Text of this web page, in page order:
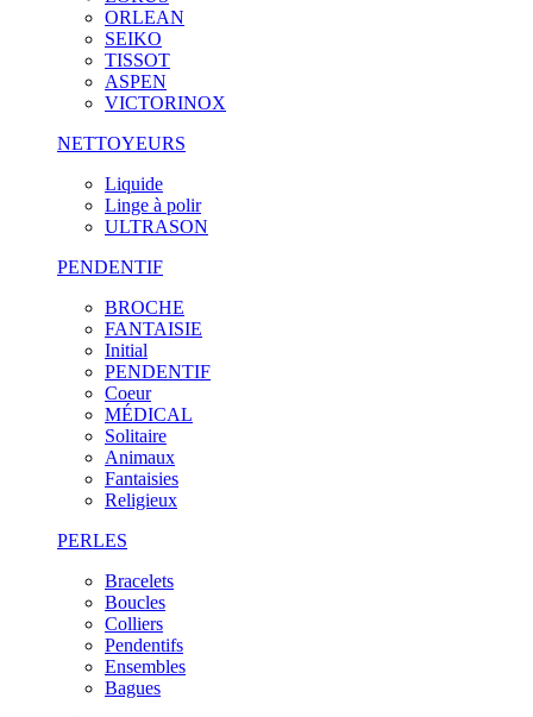
ORLEAN
SEIKO
TISSOT
ASPEN
VICTORINOX
NETTOYEURS
Liquide
Linge à polir
ULTRASON
PENDENTIF
BROCHE
FANTAISIE
Initial
PENDENTIF
Coeur
MÉDICAL
Solitaire
Animaux
Fantaisies
Religieux
PERLES
Bracelets
Boucles
Colliers
Pendentifs
Ensembles
Bagues